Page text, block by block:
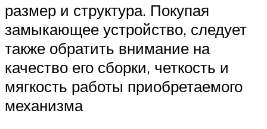
размер и структура. Покупая
замыкающее устройство, следует
также обратить внимание на
качество его сборки, четкость и
мягкость работы приобретаемого
механизма